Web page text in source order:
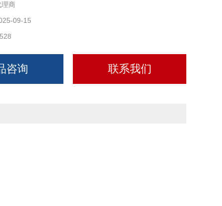
理商
09-15
咨询 联系我们